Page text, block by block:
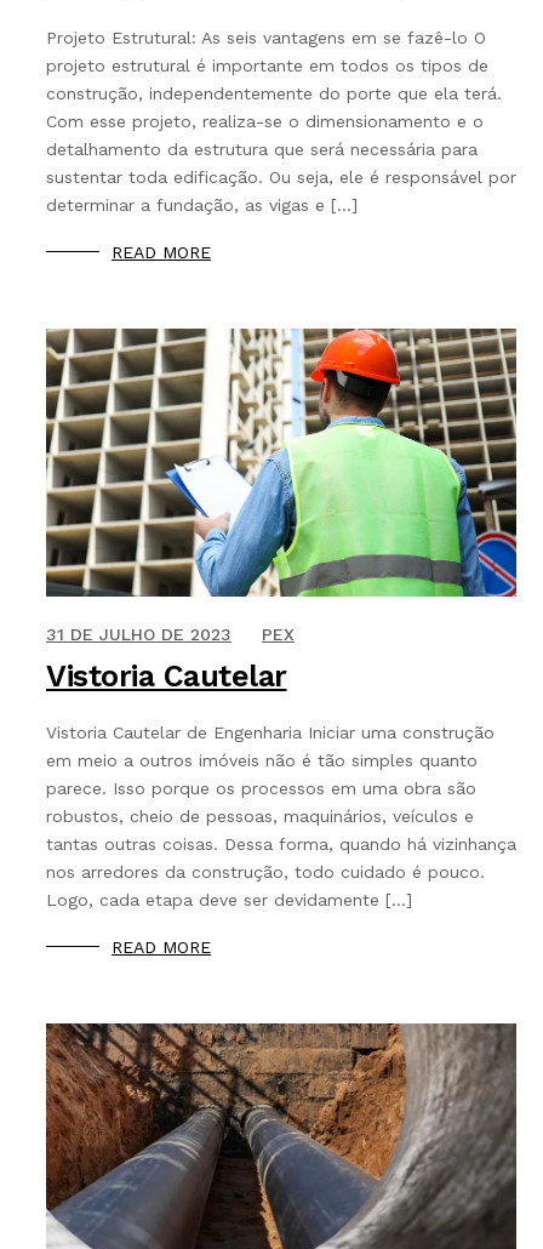
Projeto Estrutural: As seis vantagens em se fazê-lo O
projeto estrutural é importante em todos os tipos de
construção, independentemente do porte que ela terá.
Com esse projeto, realiza-se o dimensionamento e o
detalhamento da estrutura que será necessária para
sustentar toda edificação. Ou seja, ele é responsável por
determinar a fundação, as vigas e […]
READ MORE
27 DE OUTUBRO DE 2021
31 DE JULHO DE 2023 PEX
Vistoria Cautelar
Vistoria Cautelar de Engenharia Iniciar uma construção
em meio a outros imóveis não é tão simples quanto
parece. Isso porque os processos em uma obra são
robustos, cheio de pessoas, maquinários, veículos e
tantas outras coisas. Dessa forma, quando há vizinhança
nos arredores da construção, todo cuidado é pouco.
Logo, cada etapa deve ser devidamente […]
READ MORE